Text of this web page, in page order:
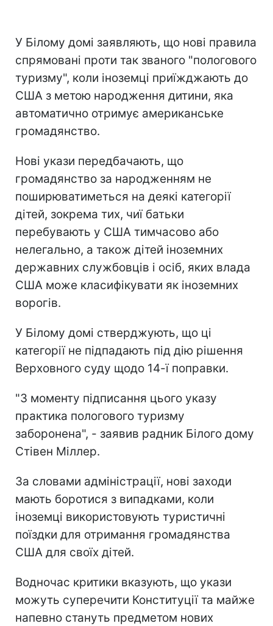
У Білому домі заявляють, що нові правила
спрямовані проти так званого "пологового
туризму", коли іноземці приїжджають до
США з метою народження дитини, яка
автоматично отримує американське
громадянство.
Нові укази передбачають, що
громадянство за народженням не
поширюватиметься на деякі категорії
дітей, зокрема тих, чиї батьки
перебувають у США тимчасово або
нелегально, а також дітей іноземних
державних службовців і осіб, яких влада
США може класифікувати як іноземних
ворогів.
У Білому домі стверджують, що ці
категорії не підпадають під дію рішення
Верховного суду щодо 14-ї поправки.
"З моменту підписання цього указу
практика пологового туризму
заборонена", - заявив радник Білого дому
Стівен Міллер.
За словами адміністрації, нові заходи
мають боротися з випадками, коли
іноземці використовують туристичні
поїздки для отримання громадянства
США для своїх дітей.
Водночас критики вказують, що укази
можуть суперечити Конституції та майже
напевно стануть предметом нових